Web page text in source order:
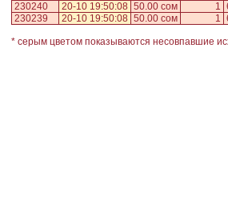
230240
20-10 19:50:08 50.00 сом 1
230239
20-10 19:50:08 50.00 сом 1
* серым цветом показываются несовпавшие